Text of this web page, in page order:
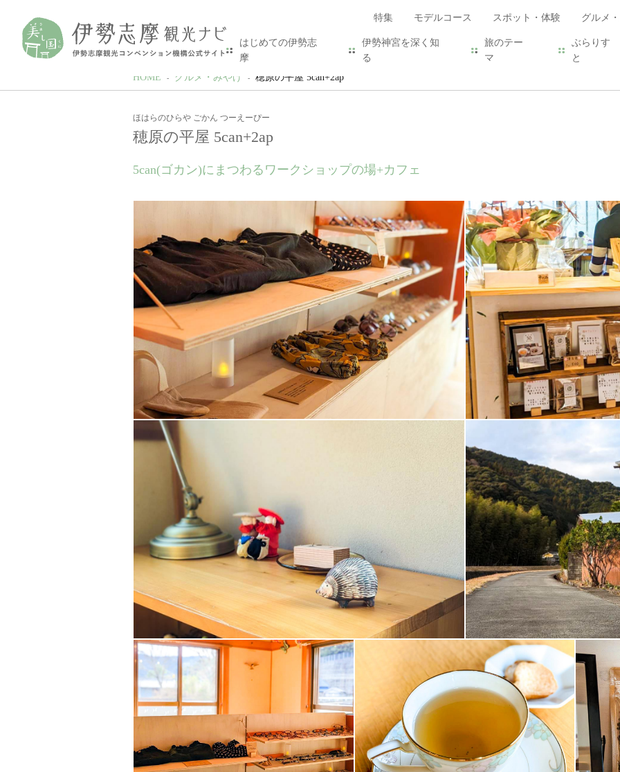
特集 モデルコース スポット・体験 グルメ
はじめての伊勢志
摩
伊勢神宮を深く知
る
旅のテー
マ
ぶらりす
と
HOME グルメ・みやげ 穂原の平屋 5can+2ap
ほはらのひらや ごかん つーえーぴー
穂原の平屋 5can+2ap
5can(ゴカン)にまつわるワークショップの場+カフェ